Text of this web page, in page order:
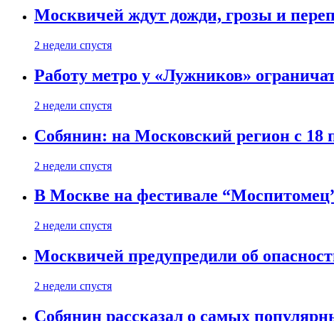
Москвичей ждут дожди, грозы и
2 недели спустя
Работу метро у «Лужников»
2 недели спустя
Собянин: на Московский регион с
2 недели спустя
В Москве на фестивале
2 недели спустя
Москвичей предупредили об
2 недели спустя
Собянин рассказал о самых